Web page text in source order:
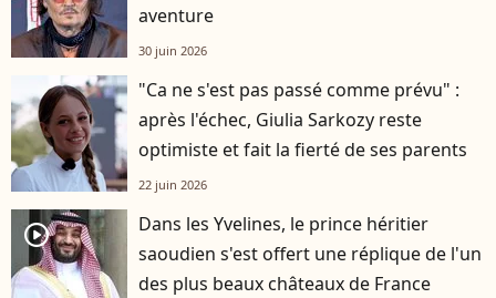
aventure
30 juin 2026
"Ca ne s'est pas passé comme prévu" :
après l'échec, Giulia Sarkozy reste
optimiste et fait la fierté de ses parents
22 juin 2026
player2
Dans les Yvelines, le prince héritier
saoudien s'est offert une réplique de l'un
des plus beaux châteaux de France